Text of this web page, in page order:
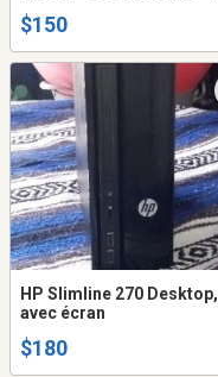
caméra
$150
HP Slimline 270 Desktop,
avec écran
$180